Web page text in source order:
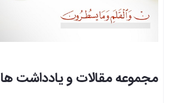
مجموعه مقالات و یادداشت ها